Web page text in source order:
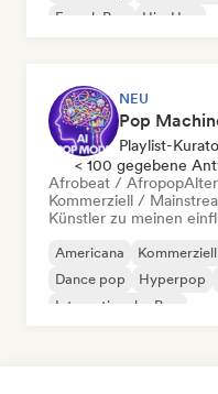
French Pop
Hip-Hop
NEU
Playlist-
< 100 gegebene
Afrobeat / Afropop
Kommerziell /
Künstler zu meinen
Americana
Dance pop
Hyperpop
Internationaler Pop